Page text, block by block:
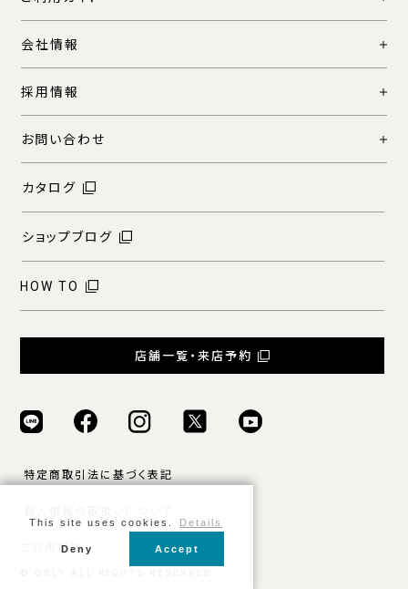
会社情報
採用情報
お問い合わせ
カタログ
ショップブログ
HOW TO
店舗一覧・来店予約
特定商取引法に基づく表記
ご利用規約
This site uses cookies. Details
Deny Accept